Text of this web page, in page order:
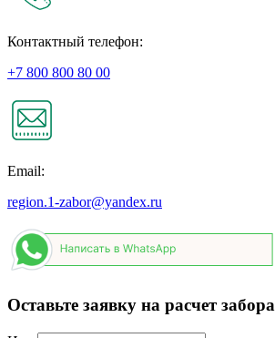
Контактный телефон:
+7 800 800 80 00
Email:
region.1-zabor@yandex.ru
Оставьте заявку на расчет забора